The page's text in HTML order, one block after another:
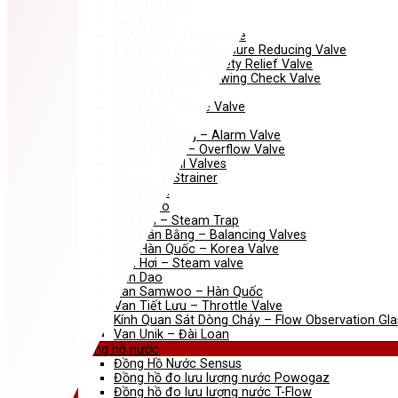
Van Cổng – Gate Valve
Van Giảm Áp – Pressure Reducing Valve
Van An Toàn – Safety Relief Valve
Van Một Chiều – Swing Check Valve
Van Cầu – Globe Valve
Van Báo Động – Alarm Valve
Van Xả Tràn – Overflow Valve
Van Bi – Ball Valves
Y Lọc – Y Strainer
Búa Nước
Van Phao
Bẫy Hơi – Steam Trap
Van Cân Bằng – Balancing Valves
Van Hàn Quốc – Korea Valve
Van Hơi – Steam valve
Van Dao
Van Samwoo – Hàn Quốc
Van Tiết Lưu – Throttle Valve
Kính Quan Sát Dòng Chảy – Flow Observation
Van Unik – Đài Loan
Đồng hồ nước
Đồng Hồ Nước Sensus
Đồng hồ đo lưu lượng nước Powogaz
Đồng hồ đo lưu lượng nước T-Flow